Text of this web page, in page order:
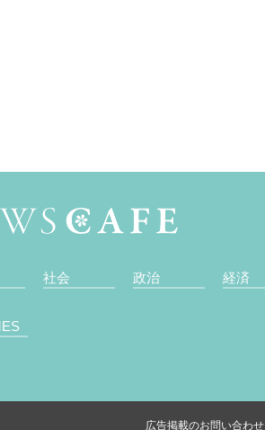
社会 政治 経済
広告掲載のお問い合わせ